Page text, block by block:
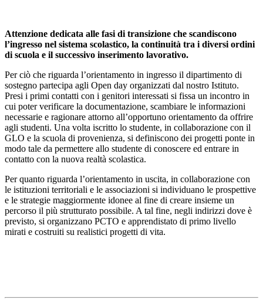
Attenzione dedicata alle fasi di transizione che scandiscono
l’ingresso nel sistema scolastico, la continuità tra i diversi ordini
di scuola e il successivo inserimento lavorativo.
Per ciò che riguarda l’orientamento in ingresso il dipartimento di
sostegno partecipa agli Open day organizzati dal nostro Istituto.
Presi i primi contatti con i genitori interessati si fissa un incontro in
cui poter verificare la documentazione, scambiare le informazioni
necessarie e ragionare attorno all’opportuno orientamento da offrire
agli studenti. Una volta iscritto lo studente, in collaborazione con il
GLO e la scuola di provenienza, si definiscono dei progetti ponte in
modo tale da permettere allo studente di conoscere ed entrare in
contatto con la nuova realtà scolastica.
Per quanto riguarda l’orientamento in uscita, in collaborazione con
le istituzioni territoriali e le associazioni si individuano le prospettive
e le strategie maggiormente idonee al fine di creare insieme un
percorso il più strutturato possibile. A tal fine, negli indirizzi dove è
previsto, si organizzano PCTO e apprendistato di primo livello
mirati e costruiti su realistici progetti di vita.